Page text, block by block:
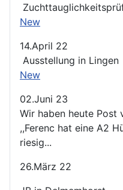
New
14.April 22
Ausstellung in Lingen
New
02.Juni 23
Wir haben heute Post
,,Ferenc hat eine A2
riesig...
26.März 22